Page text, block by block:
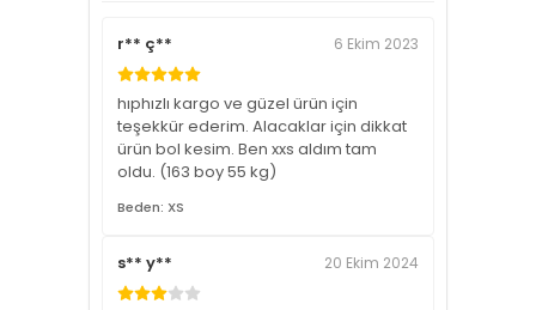
r** ç** 6 Ekim 2023
hıphızlı kargo ve güzel ürün için
teşekkür ederim. Alacaklar için dikkat
ürün bol kesim. Ben xxs aldım tam
oldu. (163 boy 55 kg)
Beden: XS
s** y** 20 Ekim 2024